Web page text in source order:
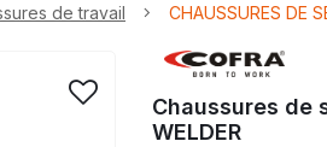
de travail CHAUSSURES DE
Chaussures de
WELDER